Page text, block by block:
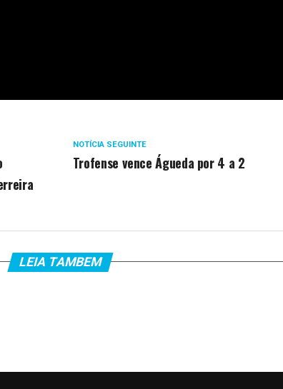
NOTÍCIA SEGUINTE
Trofense vence Águeda por 4 a 2
LEIA TAMBEM